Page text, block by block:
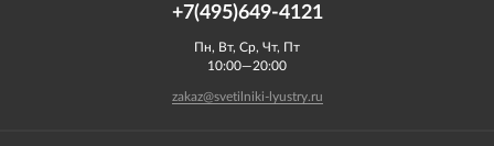
+7(495)649-4121
Пн, Вт, Ср, Чт, Пт
10:00—20:00
zakaz@svetilniki-lyustry.ru